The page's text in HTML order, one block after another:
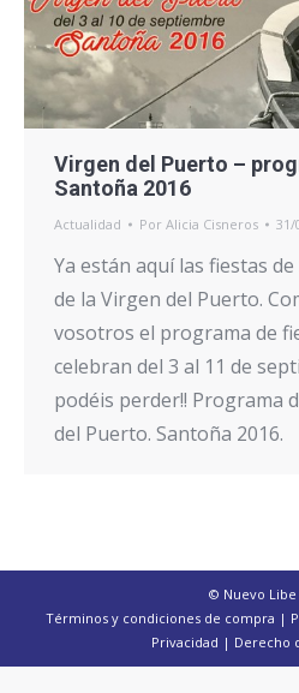
Virgen del Puerto –
Santoña 2016
Actualidad Por Alicia Cisneros 31/
Ya están aquí las fiestas
de la Virgen del Puerto.
vosotros el programa de
celebran del 3 al 11 de
podéis perder!! Programa
del Puerto. Santoña 2016.
© Nuevo Libe
Términos y condiciones de compra |
Privacidad | Derecho